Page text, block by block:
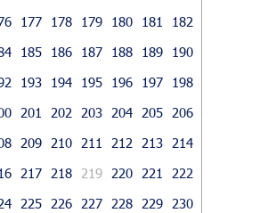
177 178 179 180 181
182
185 186 187 188 189
190
193 194 195 196 197
198
201 202 203 204 205
206
209 210 211 212 213
214
217 218 219 220 221
222
225 226 227 228 229
230